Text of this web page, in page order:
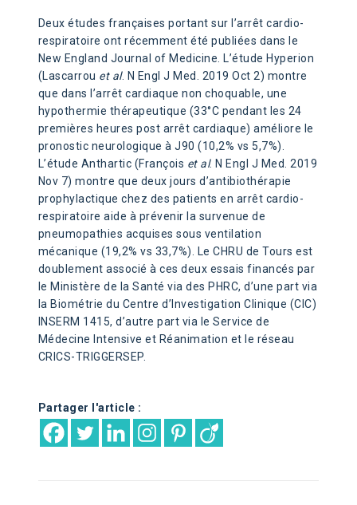
Deux études françaises portant sur l’arrêt cardio-
respiratoire ont récemment été publiées dans le
New England Journal of Medicine. L’étude Hyperion
(Lascarrou et al. N Engl J Med. 2019 Oct 2) montre
que dans l’arrêt cardiaque non choquable, une
hypothermie thérapeutique (33°C pendant les 24
premières heures post arrêt cardiaque) améliore le
pronostic neurologique à J90 (10,2% vs 5,7%).
L’étude Anthartic (François et al. N Engl J Med. 2019
Nov 7) montre que deux jours d’antibiothérapie
prophylactique chez des patients en arrêt cardio-
respiratoire aide à prévenir la survenue de
pneumopathies acquises sous ventilation
mécanique (19,2% vs 33,7%). Le CHRU de Tours est
doublement associé à ces deux essais financés par
le Ministère de la Santé via des PHRC, d’une part via
la Biométrie du Centre d’Investigation Clinique (CIC)
INSERM 1415, d’autre part via le Service de
Médecine Intensive et Réanimation et le réseau
CRICS-TRIGGERSEP.
Partager l'article :